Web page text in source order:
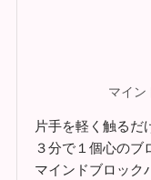
マイン
片手を軽く触るだ
３分で１個心のブ
マインドブロック